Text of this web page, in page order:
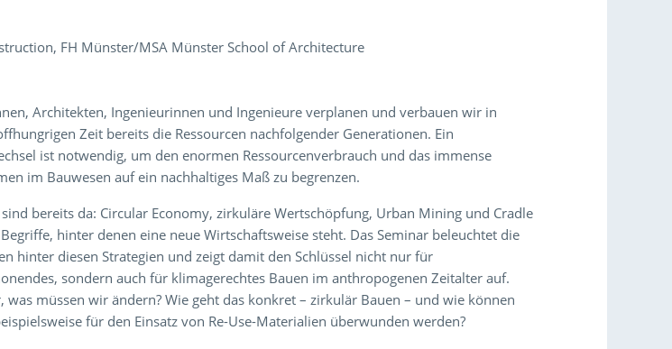
FH Münster/MSA Münster School of Architecture
Architekten, Ingenieurinnen und Ingenieure verplanen und verbauen wir in
Zeit bereits die Ressourcen nachfolgender Generationen. Ein
ist notwendig, um den enormen Ressourcenverbrauch und das immense
im Bauwesen auf ein nachhaltiges Maß zu begrenzen.
bereits da: Circular Economy, zirkuläre Wertschöpfung, Urban Mining und Cradle
hinter denen eine neue Wirtschaftsweise steht. Das Seminar beleuchtet die
hinter diesen Strategien und zeigt damit den Schlüssel nicht nur für
sondern auch für klimagerechtes Bauen im anthropogenen Zeitalter auf.
was müssen wir ändern? Wie geht das konkret – zirkulär Bauen – und wie können
für den Einsatz von Re-Use-Materialien überwunden werden?